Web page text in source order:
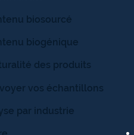
biosourcé
biogénique
des produits
vos échantillons
par industrie